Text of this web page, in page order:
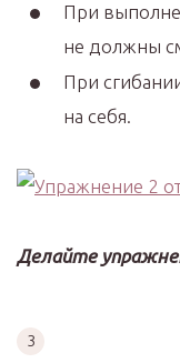
При
не должны
При
на себя.
Делайте